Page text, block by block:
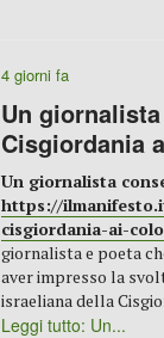
4 giorni fa
Un
Cisgiordania
Un giornalista
https://
cisgiordania-ai-
giornalista e poeta
aver impresso la
israeliana della
Leggi tutto: Un...